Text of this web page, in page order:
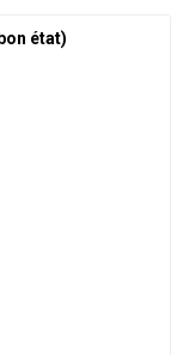
état)